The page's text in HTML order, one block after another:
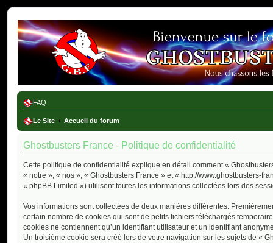
Ghostbusters France
FAQ
Le Site Accueil du forum
Ghostbusters France - Politique de confidentialité
Cette politique de confidentialité explique en détail comment «
« notre », « nos », « Ghostbusters France » et « http://www.ghostbusters-
« phpBB Limited ») utilisent toutes les informations collectées lors des
Vos informations sont collectées de deux manières différentes.
certain nombre de cookies qui sont de petits fichiers téléchargés
cookies ne contiennent qu’un identifiant utilisateur et un identifiant
Un troisième cookie sera créé lors de votre navigation sur les sujets de «